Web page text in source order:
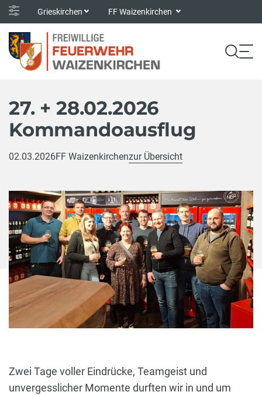
Grieskirchen FF Waizenkirchen
27. + 28.02.2026
Kommandoausflug
02.03.2026FF Waizenkirchenzur Übersicht
Zwei Tage voller Eindrücke, Teamgeist und
unvergesslicher Momente durften wir in und um